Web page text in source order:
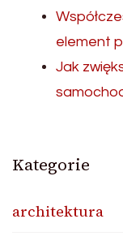
element
Jak
Kategorie
architektura